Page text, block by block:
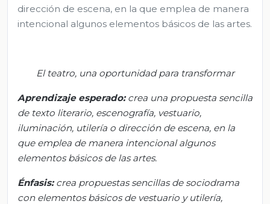
dirección de escena, en la que emplea de manera
intencional algunos elementos básicos de las artes.
El teatro, una oportunidad para transformar
Aprendizaje esperado: crea una propuesta sencilla
de texto literario, escenografía, vestuario,
iluminación, utilería o dirección de escena, en la
que emplea de manera intencional algunos
elementos básicos de las artes.
Énfasis: crea propuestas sencillas de sociodrama
con elementos básicos de vestuario y utilería,